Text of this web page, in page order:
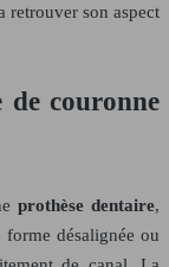
retrouver son aspect
couronne
prothèse dentaire,
forme désalignée ou